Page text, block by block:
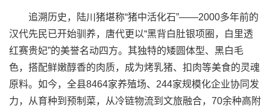
追溯历史，陆川猪堪称“猪中活化石”——2000多年前的
汉代先民已开始驯养，唐代更以“黑背白肚银项圈，白里透
红赛贵妃”的美誉名动四方。其独特的矮圆体型、黑白毛
色，搭配鲜嫩醇香的肉质，成为烤乳猪、扣肉等美食的灵魂
原料。如今，全县8464家养殖场、244家规模化企业协同发
力，从育种到预制菜，从冷链物流到文旅融合，70余种高附